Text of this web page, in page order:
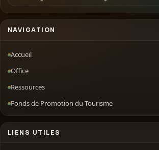
NAVIGATION
Accueil
Office
Ressources
Fonds de Promotion du Tourisme
LIENS UTILES